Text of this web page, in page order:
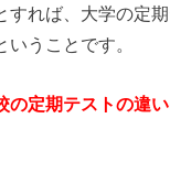
すれば、大学の定
いうことです。
の定期テストの違い